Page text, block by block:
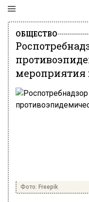
ОБЩЕСТВО
мероприятия
Фото: Freepik